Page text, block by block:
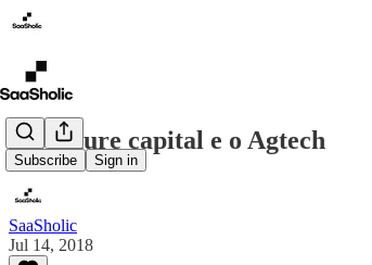
Subscribe Sign in
O venture capital e o Agtech
SaaSholic
Jul 14, 2018